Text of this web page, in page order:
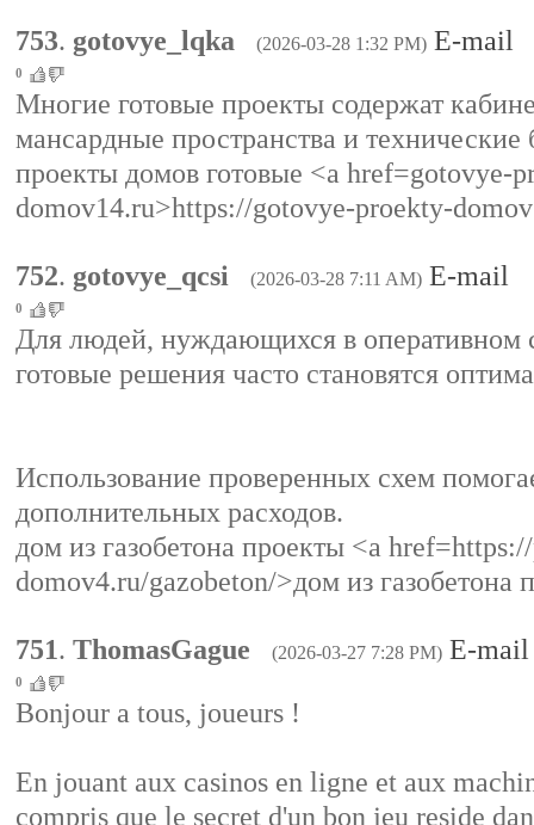
753. gotovye_lqka (2026-03-28 1:32 PM) E-mail
0
Многие готовые проекты содержат
мансардные пространства и технические
проекты домов готовые <a href=gotovye-
domov14.ru>https://gotovye-proekty-
752. gotovye_qcsi (2026-03-28 7:11 AM) E-mail
0
Для людей, нуждающихся в оперативном
готовые решения часто становятся
Использование проверенных схем
дополнительных расходов.
дом из газобетона проекты <a
domov4.ru/gazobeton/>дом из газобетона
751. ThomasGague (2026-03-27 7:28 PM) E-mail
0
Bonjour a tous, joueurs !
En jouant aux casinos en ligne et aux
compris que le secret d'un bon jeu reside